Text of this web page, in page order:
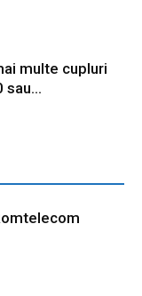
multe cupluri
sau...